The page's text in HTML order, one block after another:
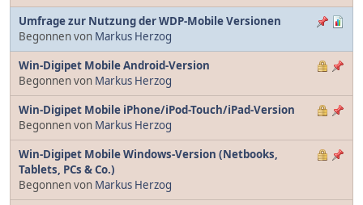
Umfrage zur Nutzung der WDP-Mobile Versionen
Begonnen von Markus Herzog
Win-Digipet Mobile Android-Version
Begonnen von Markus Herzog
Win-Digipet Mobile iPhone/iPod-Touch/iPad-Version
Begonnen von Markus Herzog
Win-Digipet Mobile Windows-Version (Netbooks,
Tablets, PCs & Co.)
Begonnen von Markus Herzog